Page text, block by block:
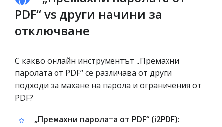
PDF“ vs други начини за
отключване
С какво онлайн инструментът „Премахни
паролата от PDF“ се различава от други
подходи за махане на парола и ограничения от
PDF?
„Премахни паролата от PDF“ (i2PDF):